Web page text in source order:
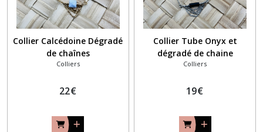
Collier Calcédoine Dégradé
de chaînes
Colliers
22€
Collier Tube Onyx et
dégradé de chaine
Colliers
19€